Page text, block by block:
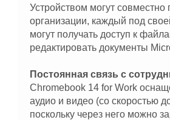
Устройством могут совместно
организации, каждый под
могут получать доступ к
редактировать документы
Постоянная связь с
Chromebook 14 for Work
аудио и видео (со скоростью
поскольку через него можно